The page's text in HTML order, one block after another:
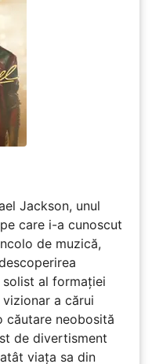
Jackson, unul
care i-a cunoscut
de muzică,
al formației
a cărui
căutare neobosită
de divertisment
viața sa din